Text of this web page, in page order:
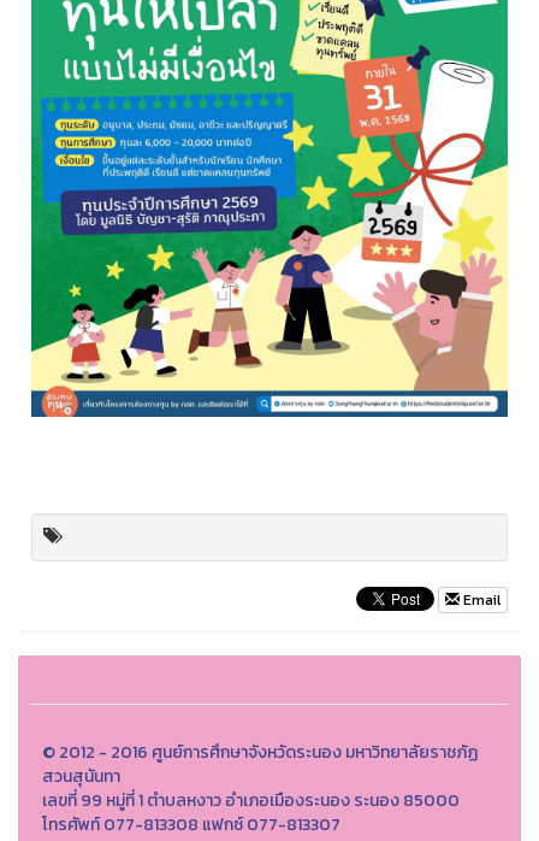
Email
© 2012 - 2016 ศูนย์การศึกษาจังหวัดระนอง มหาวิทยาลัยราชภัฏ
สวนสุนันทา
เลขที่ 99 หมู่ที่ 1 ตำบลหงาว อำเภอเมืองระนอง ระนอง 85000
โทรศัพท์ 077-813308 แฟกซ์ 077-813307